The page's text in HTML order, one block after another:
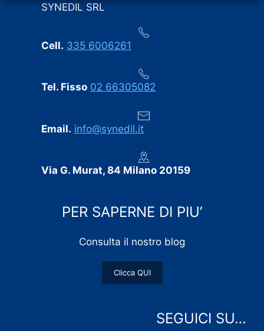
SYNEDIL SRL
Cell. 335 6006261
Tel. Fisso 02 66305082
Email. info@synedil.it
Via G. Murat, 84 Milano 20159
PER SAPERNE DI PIU’
Consulta il nostro blog
Clicca QUI
SEGUICI SU…